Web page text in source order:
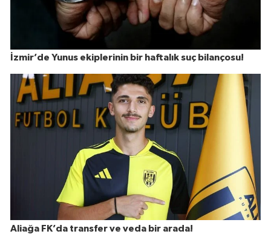
İzmir’de Yunus ekiplerinin bir haftalık suç bilançosu!
Aliağa FK’da transfer ve veda bir arada!